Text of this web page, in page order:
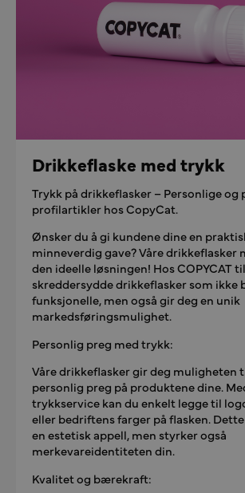
Drikkeflaske med trykk
Trykk på drikkeflasker – Personlige og
profilartikler hos CopyCat.
Ønsker du å gi kundene dine en
minneverdig gave? Våre drikkeflasker
den ideelle løsningen! Hos COPYCAT
skreddersydde drikkeflasker som ikke
funksjonelle, men også gir deg en unik
markedsføringsmulighet.
Personlig preg med trykk:
Våre drikkeflasker gir deg muligheten
personlig preg på produktene dine.
trykkservice kan du enkelt legge til
eller bedriftens farger på flasken.
en estetisk appell, men styrker også
merkevareidentiteten din.
Kvalitet og bærekraft: